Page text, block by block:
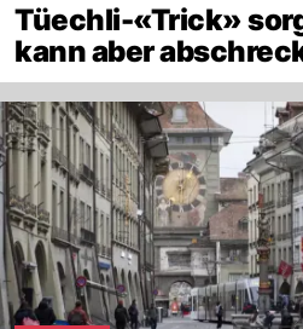
Tüechli-«Trick»
kann aber